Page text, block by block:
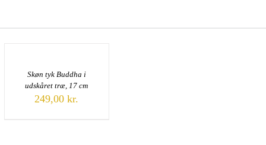
Skøn tyk Buddha i
udskåret træ, 17 cm
249,00kr.